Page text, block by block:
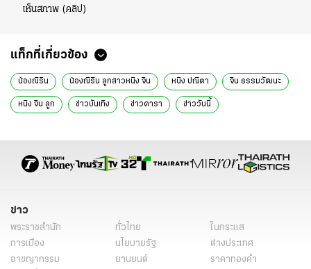
เห็นสภาพ (คลิป)
แท็กที่เกี่ยวข้อง
น้องณิริน น้องณิริน ลูกสาวหนิง จิน หนิง ปณิตา จิน ธรรมวัฒนะ
หนิง จิน ลูก ข่าวบันเทิง ข่าวดารา ข่าววันนี้
ข่าว
พระราชสำนัก ทั่วไทย
ในกระแส
การเมือง
นโยบายรัฐ
ต่างประเทศ
อาชญากรรม
ยานยนต์
ราคาทองคำ